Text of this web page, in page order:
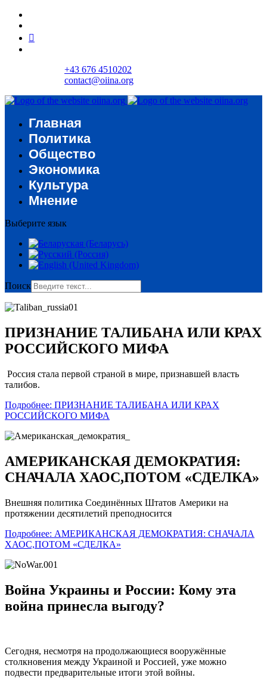
+43 676 4510202
contact@oiina.org
Главная
Политика
Общество
Экономика
Культура
Мнение
Выберите язык
Поиск
ПРИЗНАНИЕ ТАЛИБАНА ИЛИ КРАХ
РОССИЙСКОГО МИФА
Россия стала первой страной в мире, признавшей власть
талибов.
Подробнее: ПРИЗНАНИЕ ТАЛИБАНА ИЛИ КРАХ
РОССИЙСКОГО МИФА
АМЕРИКАНСКАЯ ДЕМОКРАТИЯ:
СНАЧАЛА ХАОС,ПОТОМ «СДЕЛКА»
Внешняя политика Соединённых Штатов Америки на
протяжении десятилетий преподносится
Подробнее: АМЕРИКАНСКАЯ ДЕМОКРАТИЯ: СНАЧАЛА
ХАОС,ПОТОМ «СДЕЛКА»
Война Украины и России: Кому эта
война принесла выгоду?
Сегодня, несмотря на продолжающиеся вооружённые
столкновения между Украиной и Россией, уже можно
подвести предварительные итоги этой войны.